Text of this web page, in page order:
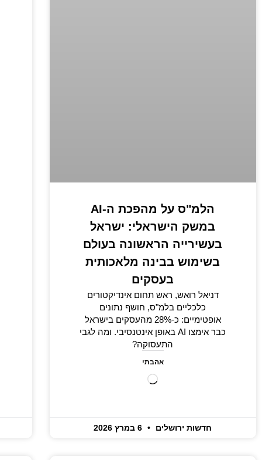
הלמ"ס על מהפכת ה-AI
במשק הישראלי: ישראל
בעשירייה הראשונה בעולם
בשימוש בבינה מלאכותית
בעסקים
דניאל רואש, ראש תחום אינדיקטורים
כלכליים בלמ"ס, חושף נתונים
אופטימיים: כ-28% מהעסקים בישראל
כבר אימצו AI באופן אינטנסיבי. ומה לגבי
התעסוקה?
אהבתי
חדשות ירושלים